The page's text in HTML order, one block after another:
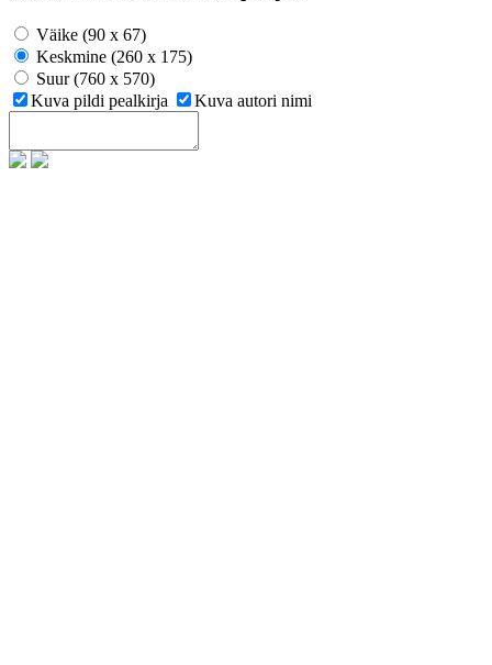
Väike (90 x 67)
Keskmine (260 x 175)
Suur (760 x 570)
Kuva pildi pealkirja
Kuva autori nimi